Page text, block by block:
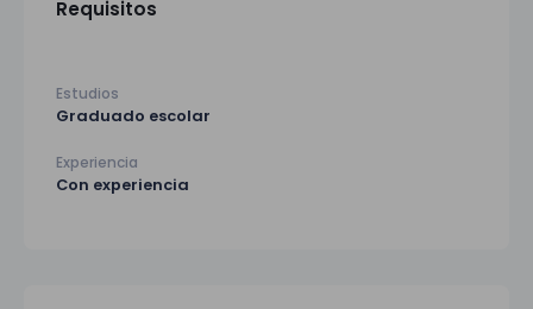
Requisitos
Estudios
Graduado escolar
Experiencia
Con experiencia